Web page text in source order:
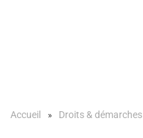
Accueil Droits & démarches